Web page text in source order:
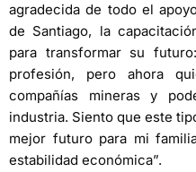
agradecida de todo el
de Santiago, la
para transformar su
profesión, pero ahora
compañías mineras y
industria. Siento que este
mejor futuro para mi
estabilidad económica”.